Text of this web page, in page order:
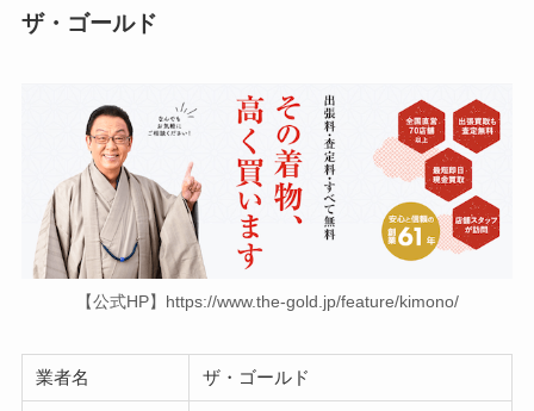
ザ・ゴールド
【公式HP】https://www.the-gold.jp/feature/kimono/
業者名 ザ・ゴールド